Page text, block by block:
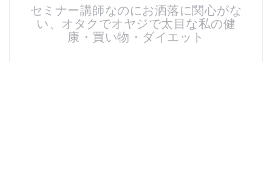
スブレークカード整理
残念！高い国産”ねいる屋さん”はやめてリトル
ムーンからコーム購入
セミナー講師なのにお洒落に関心がな
い、オタクでオヤジで太目な私の健
康・買い物・ダイエット